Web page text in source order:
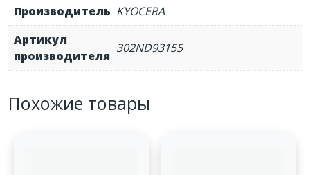
Производитель KYOCERA
Артикул
производителя
302ND93155
Похожие товары